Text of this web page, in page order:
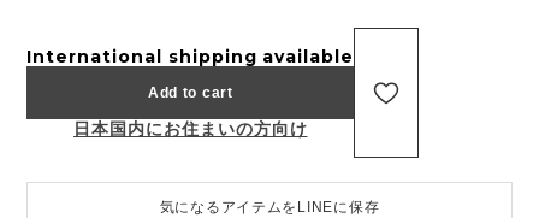
International shipping available
Add to cart
日本国内にお住まいの方向け
気になるアイテムをLINEに保存